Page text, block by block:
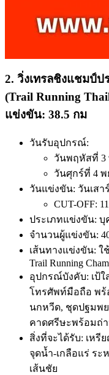
2. วิ่งเทรลชิงแชมป์ป
(Trail Running
แข่งขัน: 38.5 กม
วันรับอุปกรณ์:
วันพฤหัสที่ 3
วันศุกร์ที่ 4 พ
วันแข่งขัน: วันเสาร์
CUT-OFF:
ประเภทแข่งขัน:
จำนวนผู้แข่งขัน:
เส้นทางแข่งขัน: ใ
Trail Running
อุปกรณ์บังคับ: เป้ใ
โทรศัพท์มือถือ พร้
นกหวีด, ชุดปฐมพ
คาดศรีษะพร้อมถ่า
สิ่งที่จะได้รับ: เหรี
จุดน้ำ-เกลือแร่ ระ
เส้นชัย